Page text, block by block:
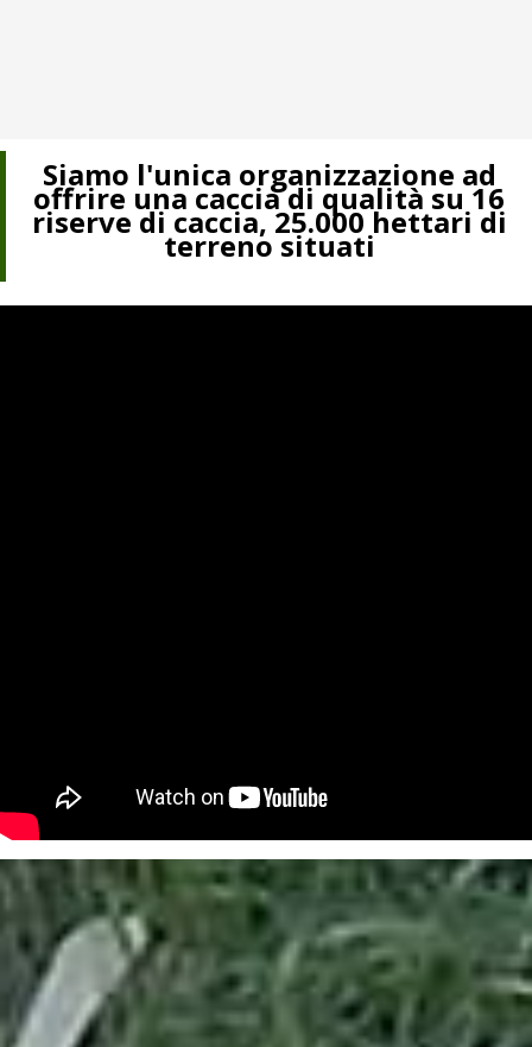
Siamo l'unica organizzazione ad
offrire una caccia di qualità su 16
riserve di caccia, 25.000 hettari di
terreno situati